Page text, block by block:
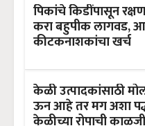
पिकांचे किडींपासून
करा बहुपीक लागवड,
कीटकनाशकांचा खर्च
केळी उत्पादकांसाठी
ऊन आहे तर मग अशा
केळीच्या रोपाची काळजी